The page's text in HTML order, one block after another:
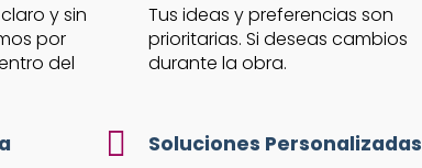
y sin
por
del
Tus ideas y preferencias son
prioritarias. Si deseas cambios
durante la obra.
Soluciones Personalizadas